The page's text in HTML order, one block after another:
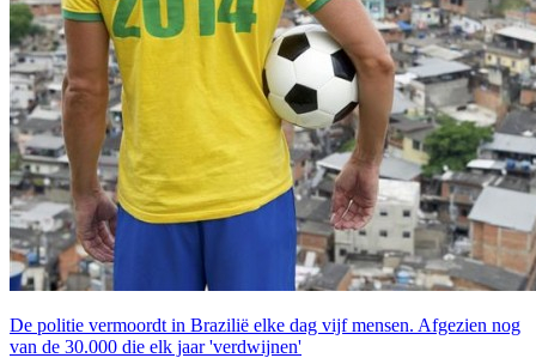
De politie vermoordt in Brazilië elke dag vijf mensen. Afgezien nog
van de 30.000 die elk jaar 'verdwijnen'